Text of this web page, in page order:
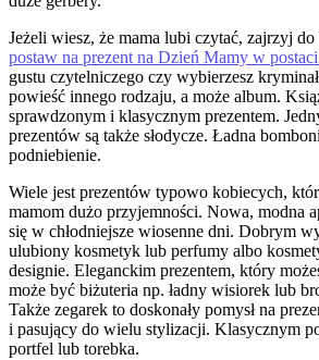
Jeżeli wiesz, że mama lubi czytać, zajrzyj
postaw na prezent na Dzień Mamy w
gustu czytelniczego czy wybierzesz
powieść innego rodzaju, a może album.
sprawdzonym i klasycznym prezentem.
prezentów są także słodycze. Ładna
podniebienie.
Wiele jest prezentów typowo kobiecych,
mamom dużo przyjemności. Nowa, modna
się w chłodniejsze wiosenne dni. Dobrym
ulubiony kosmetyk lub perfumy albo
designie. Eleganckim prezentem, który
może być biżuteria np. ładny wisiorek lub
Także zegarek to doskonały pomysł na
i pasujący do wielu stylizacji. Klasycznym
portfel lub torebka.